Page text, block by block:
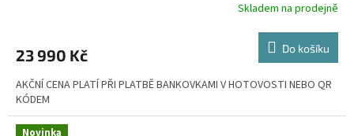
Skladem na prodejně
23 990 Kč Do košíku
AKČNÍ CENA PLATÍ PŘI PLATBĚ BANKOVKAMI V HOTOVOSTI NEBO QR
KÓDEM
Novinka